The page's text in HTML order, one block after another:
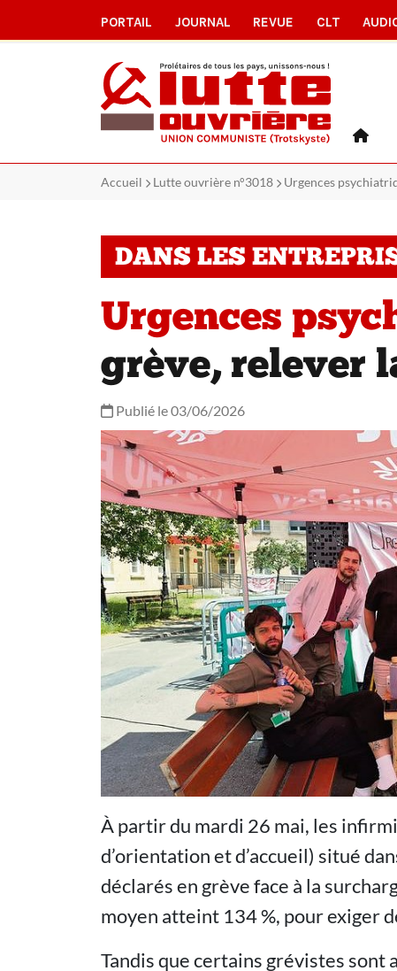
PORTAIL JOURNAL REVUE CLT
Accueil Lutte ouvrière n°3018 Urgences
DANS LES
Urgences
grève, relever
Publié le 03/06/2026
À partir du mardi 26 mai, les
d’orientation et d’accueil) situé
déclarés en grève face à la
moyen atteint 134 %, pour exiger
Tandis que certains grévistes sont